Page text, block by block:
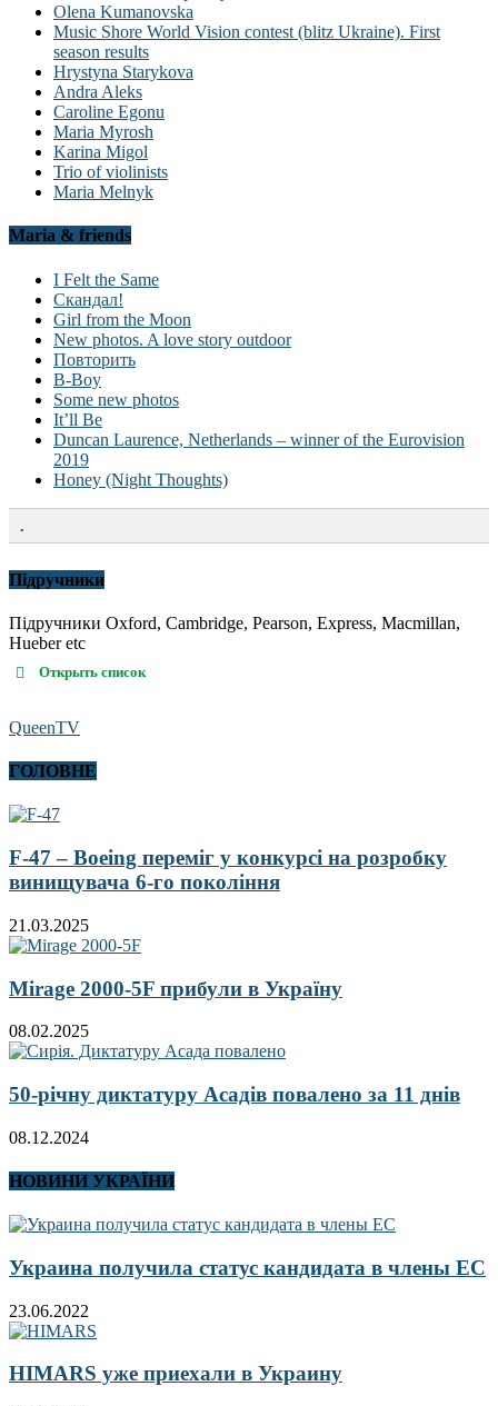
Olena Kumanovska
Music Shore World Vision contest (blitz Ukraine). First
season results
Hrystyna Starykova
Andra Aleks
Caroline Egonu
Maria Myrosh
Karina Migol
Trio of violinists
Maria Melnyk
Maria & friends
I Felt the Same
Скандал!
Girl from the Moon
New photos. A love story outdoor
Повторить
B-Boy
Some new photos
It’ll Be
Duncan Laurence, Netherlands – winner of the Eurovision
2019
Honey (Night Thoughts)
.
Підручники
Підручники Oxford, Cambridge, Pearson, Express, Macmillan,
Hueber etc
Открыть список
QueenTV
ГОЛОВНЕ
F-47 – Boeing переміг у конкурсі на розробку
винищувача 6-го покоління
21.03.2025
Mirage 2000-5F прибули в Україну
08.02.2025
50-річну диктатуру Асадів повалено за 11 днів
08.12.2024
НОВИНИ УКРАЇНИ
Украина получила статус кандидата в члены ЕС
23.06.2022
HIMARS уже приехали в Украину